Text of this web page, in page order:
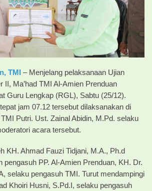
TMI
– Menjelang pelaksanaan Ujian
II, Ma’had TMI Al-Amien Prenduan
Guru Lengkap (RGL), Sabtu (25/12).
jam 07.12 tersebut dilaksanakan di
Putri. Ust. Zainal Abidin, M.Pd. selaku
acara tersebut.
KH. Ahmad Fauzi Tidjani, M.A., Ph.d
pengasuh PP. Al-Amien Prenduan, KH. Dr.
selaku pengasuh TMI. Turut mendampingi
Khoiri Husni, S.Pd.I, selaku pengasuh